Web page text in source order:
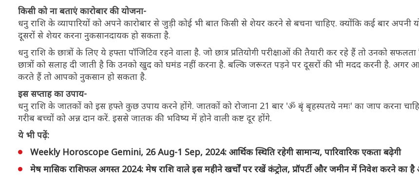
किसी को ना बताएं कारोबार की योजना-
धनु राशि के व्यापारियों को अपने कारोबार से जुड़ी कोई भी बात किसी से शेयर करने से बचना चाहिए. क्योंकि कई बार अपनी
दूसरों से शेयर करना नुकसानदायक हो सकता है.
धनु राशि के छात्रों के लिए ये हफ्ता पॉजिटिव रहने वाला है. जो छात्र प्रतियोगी परीक्षाओं की तैयारी कर रहे हैं तो उनको
छात्रों को सलाह दी जाती है कि उनको खुद को घमंड नहीं करना है. बल्कि जरूरत पड़ने पर दूसरों की भी मदद करनी है.
करते हैं तो आपको नुकसान हो सकता है.
इस सप्ताह का उपाय-
धनु राशि के जातकों को इस हफ्ते कुछ उपाय करने होंगे. जातकों को रोजाना 21 बार 'ॐ बृं बृहस्पतये नमः' का जाप करना
गरीब बच्चों को अन्न दान करें. इससे जातक की भविष्य में होने वाली कष्ट दूर होंगे.
ये भी पढ़ें:
Weekly Horoscope Gemini, 26 Aug-1 Sep, 2024: आर्थिक स्थिति रहेगी सामान्य, पारिवारिक एकता बढ़ेगी
मेष मासिक राशिफल अगस्त 2024: मेष राशि वाले इस महीने खर्चों पर रखें कंट्रोल, प्रॉपर्टी और जमीन में निवेश करने का है